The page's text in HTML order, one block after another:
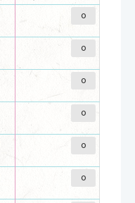
0
0
0
0
0
0